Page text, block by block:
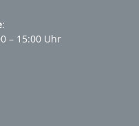
:
– 15:00 Uhr